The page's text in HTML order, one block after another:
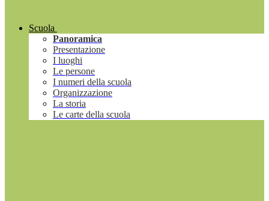
Scuola
Panoramica
Presentazione
I luoghi
Le persone
I numeri della scuola
Organizzazione
La storia
Le carte della scuola